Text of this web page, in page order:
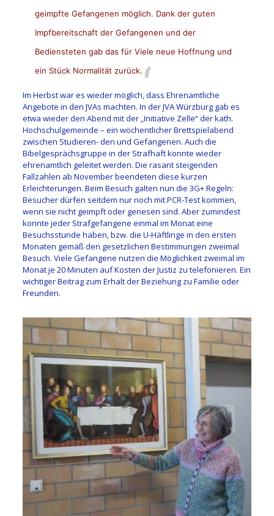
geimpfte Gefangenen möglich. Dank der guten
Impfbereitschaft der Gefangenen und der
Bediensteten gab das für Viele neue Hoffnung und
ein Stück Normalität zurück.
Im Herbst war es wieder möglich, dass Ehrenamtliche
Angebote in den JVAs machten. In der JVA Würzburg gab es
etwa wieder den Abend mit der „Initiative Zelle“ der kath.
Hochschulgemeinde – ein wöchentlicher Brettspielabend
zwischen Studieren- den und Gefangenen. Auch die
Bibelgesprächsgruppe in der Strafhaft konnte wieder
ehrenamtlich geleitet werden. Die rasant steigenden
Fallzahlen ab November beendeten diese kurzen
Erleichterungen. Beim Besuch galten nun die 3G+ Regeln:
Besucher dürfen seitdem nur noch mit PCR-Test kommen,
wenn sie nicht geimpft oder genesen sind. Aber zumindest
konnte jeder Strafgefangene einmal im Monat eine
Besuchsstunde haben, bzw. die U-Häftlinge in den ersten
Monaten gemäß den gesetzlichen Bestimmungen zweimal
Besuch. Viele Gefangene nutzen die Möglichkeit zweimal im
Monat je 20 Minuten auf Kosten der Justiz zu telefonieren. Ein
wichtiger Beitrag zum Erhalt der Beziehung zu Familie oder
Freunden.